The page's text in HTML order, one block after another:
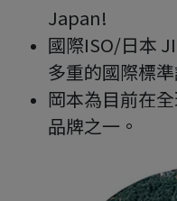
Japan!
國際ISO/日本
多重的國際標準
岡本為目前在
品牌之一。